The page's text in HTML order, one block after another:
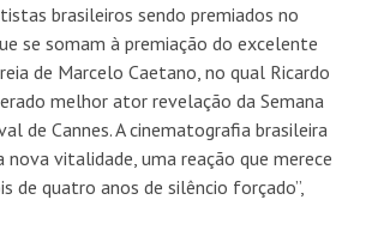
brasileiros sendo premiados no
se somam à premiação do excelente
de Marcelo Caetano, no qual Ricardo
melhor ator revelação da Semana
de Cannes. A cinematografia brasileira
nova vitalidade, uma reação que merece
de quatro anos de silêncio forçado”,